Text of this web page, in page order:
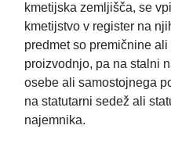
kmetijska zemljišča, se
kmetijstvo v register na
predmet so premičnine
proizvodnjo, pa na stalni
osebe ali samostojnega
na statutarni sedež ali
najemnika.